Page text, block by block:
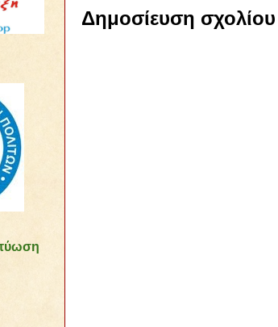
Δημοσίευση σχολίου